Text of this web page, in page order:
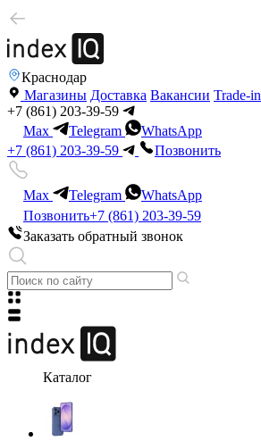
Краснодар
Магазины Доставка Вакансии Trade-in
+7 (861) 203-39-59
Max
Telegram
WhatsApp
+7 (861) 203-39-59
Позвонить
Max Telegram
WhatsApp
Позвонить+7 (861) 203-39-59
Заказать обратный звонок
Каталог